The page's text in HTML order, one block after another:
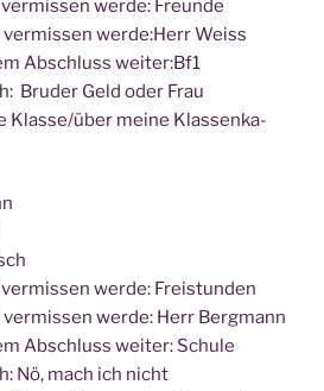
wer­de: Freunde
ver­mis­sen werde:Herr Weiss
Abschluss weiter:Bf1
Bru­der Geld oder Frau
Klasse/über mei­ne Klas­sen­ka­
ver­mis­sen wer­de: Freistunden
ver­mis­sen wer­de: Herr Bergmann
Abschluss wei­ter: Schule
Nö, mach ich nicht